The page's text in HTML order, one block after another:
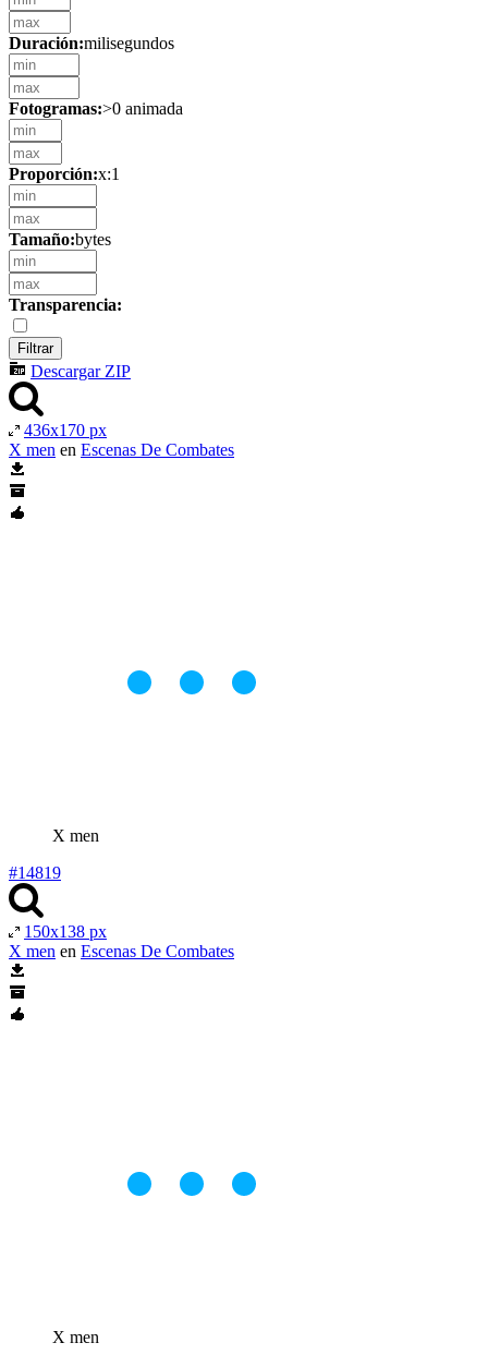
Duración:milisegundos
Fotogramas:>0 animada
Proporción:x:1
Tamaño:bytes
Transparencia:
Descargar ZIP
436x170 px
X men en Escenas De Combates
X men
#14819
150x138 px
X men en Escenas De Combates
X men